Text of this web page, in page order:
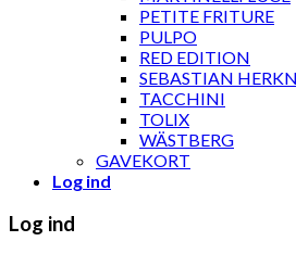
PETITE FRITURE
PULPO
RED EDITION
SEBASTIAN
TACCHINI
TOLIX
WÄSTBERG
GAVEKORT
Log ind
Log ind